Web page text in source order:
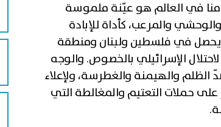
في العالم هو عيّنة ملموسة
والمرعب، كأداة للإبادة
يحصل في فلسطين ولبنان ومنطقة
الإسرائيلي بالخصوص. والوجه
والهيمنة والغطرسة، ولإعلاء
على حملات التعتيم والمغالطة التي